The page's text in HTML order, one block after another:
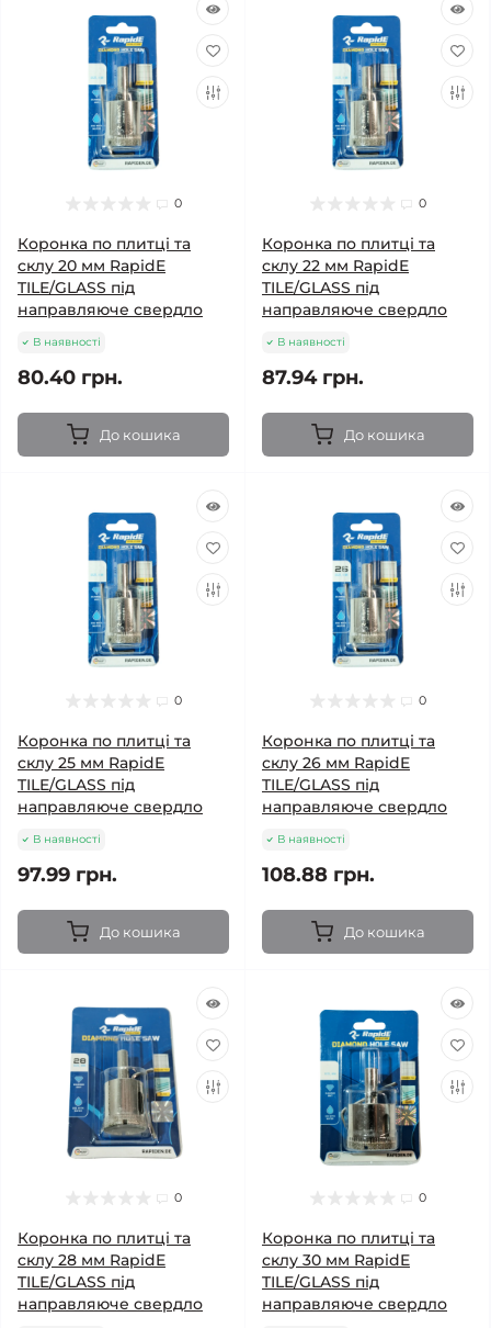
0
Коронка по плитці та
склу 20 мм RapidE
TILE/GLASS під
направляюче свердло
В наявності
80.40 грн.
До кошика
0
Коронка по плитці та
склу 22 мм RapidE
TILE/GLASS під
направляюче свердло
В наявності
87.94 грн.
До кошика
0
Коронка по плитці та
склу 25 мм RapidE
TILE/GLASS під
направляюче свердло
В наявності
97.99 грн.
До кошика
0
Коронка по плитці та
склу 26 мм RapidE
TILE/GLASS під
направляюче свердло
В наявності
108.88 грн.
До кошика
0
Коронка по плитці та
склу 28 мм RapidE
TILE/GLASS під
направляюче свердло
0
Коронка по плитці та
склу 30 мм RapidE
TILE/GLASS під
направляюче свердло